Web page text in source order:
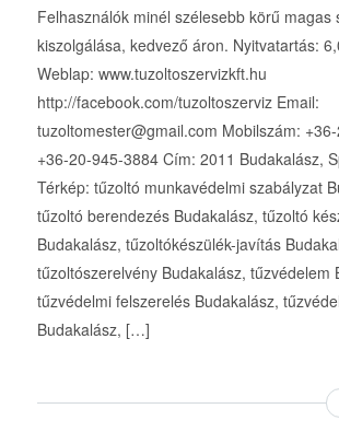
Felhasználók minél szélesebb körű magas
kiszolgálása, kedvező áron. Nyitvatartás:
Weblap: www.tuzoltoszervizkft.hu
http://facebook.com/tuzoltoszerviz Email:
tuzoltomester@gmail.com Mobilszám:
+36-20-945-3884 Cím: 2011 Budakalász,
Térkép: tűzoltó munkavédelmi szabályzat
tűzoltó berendezés Budakalász, tűzoltó
Budakalász, tűzoltókészülék-javítás
tűzoltószerelvény Budakalász, tűzvédelem
tűzvédelmi felszerelés Budakalász,
Budakalász, […]